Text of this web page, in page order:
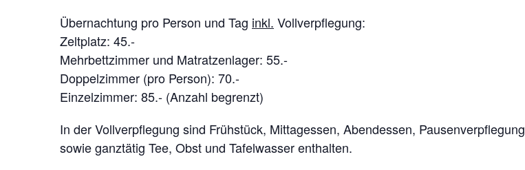
Übernachtung pro Person und Tag inkl. Vollverpflegung:
Zeltplatz: 45.-
Mehrbettzimmer und Matratzenlager: 55.-
Doppelzimmer (pro Person): 70.-
Einzelzimmer: 85.- (Anzahl begrenzt)
In der Vollverpflegung sind Frühstück, Mittagessen, Abendessen, Pausenverpflegung
sowie ganztätig Tee, Obst und Tafelwasser enthalten.